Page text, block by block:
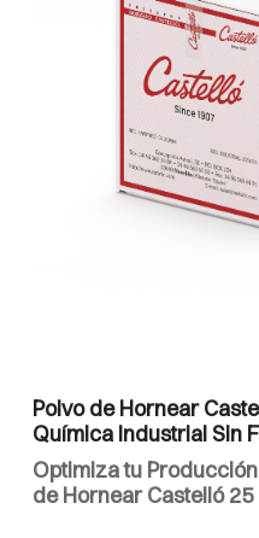
Polvo de Hornear
Química Industrial Sin
Optimiza tu
de Hornear Castelló 25